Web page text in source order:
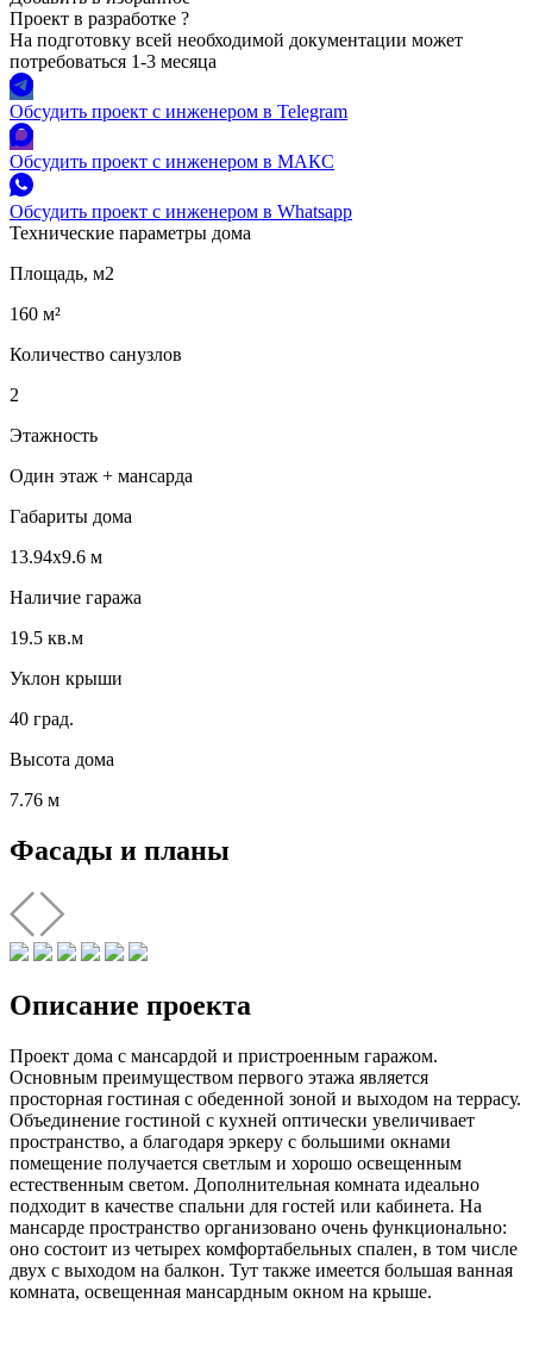
Проект в разработке ?
На подготовку всей необходимой документации может
потребоваться 1-3 месяца
Обсудить проект с инженером в Telegram
Обсудить проект с инженером в МАКС
Обсудить проект с инженером в Whatsapp
Технические параметры дома
Площадь, м2
160 м²
Количество санузлов
2
Этажность
Один этаж + мансарда
Габариты дома
13.94х9.6 м
Наличие гаража
19.5 кв.м
Уклон крыши
40 град.
Высота дома
7.76 м
Фасады и планы
Описание проекта
Проект дома с мансардой и пристроенным гаражом.
Основным преимуществом первого этажа является
просторная гостиная с обеденной зоной и выходом на террасу.
Объединение гостиной с кухней оптически увеличивает
пространство, а благодаря эркеру с большими окнами
помещение получается светлым и хорошо освещенным
естественным светом. Дополнительная комната идеально
подходит в качестве спальни для гостей или кабинета. На
мансарде пространство организовано очень функционально:
оно состоит из четырех комфортабельных спален, в том числе
двух с выходом на балкон. Тут также имеется большая ванная
комната, освещенная мансардным окном на крыше.